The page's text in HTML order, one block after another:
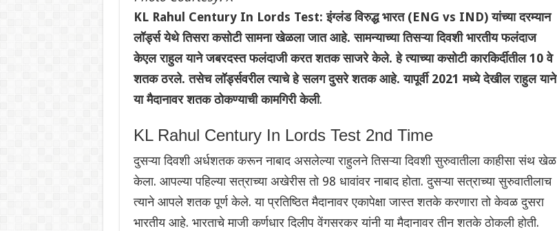
KL Rahul Century In Lords Test: इंग्लंड विरुद्ध भारत (ENG vs IND) यांच्या दरम्यान
लॉर्ड्स येथे तिसरा कसोटी सामना खेळला जात आहे. सामन्याच्या तिसऱ्या दिवशी भारतीय फलंदाज
केएल राहुल याने जबरदस्त फलंदाजी करत शतक साजरे केले. हे त्याच्या कसोटी कारकिर्दीतील 10 वे
शतक ठरले. तसेच लॉर्ड्सवरील त्याचे हे सलग दुसरे शतक आहे. यापूर्वी 2021 मध्ये देखील राहुल याने
या मैदानावर शतक ठोकण्याची कामगिरी केली.
KL Rahul Century In Lords Test 2nd Time
दुसऱ्या दिवशी अर्धशतक करून नाबाद असलेल्या राहुलने तिसऱ्या दिवशी सुरुवातीला काहीसा संथ खेळ
केला. आपल्या पहिल्या सत्राच्या अखेरीस तो 98 धावांवर नाबाद होता. दुसऱ्या सत्राच्या सुरुवातीलाच
त्याने आपले शतक पूर्ण केले. या प्रतिष्ठित मैदानावर एकापेक्षा जास्त शतके करणारा तो केवळ दुसरा
भारतीय आहे. भारताचे माजी कर्णधार दिलीप वेंगसरकर यांनी या मैदानावर तीन शतके ठोकली होती.